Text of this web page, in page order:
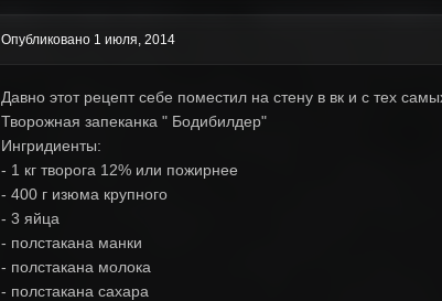
Опубликовано 1 июля, 2014
Давно этот рецепт себе поместил на стену в вк и с тех
Творожная запеканка " Бодибилдер"
Ингридиенты:
- 1 кг творога 12% или пожирнее
- 400 г изюма крупного
- 3 яйца
- полстакана манки
- полстакана молока
- полстакана сахара